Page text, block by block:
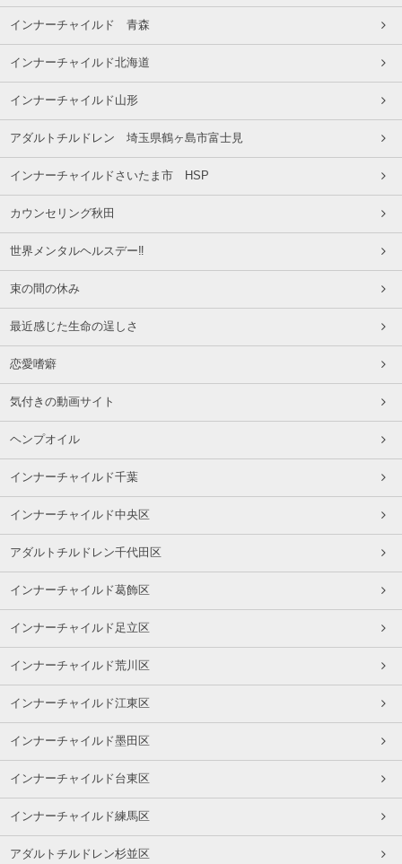
インナーチャイルド 青森
インナーチャイルド北海道
インナーチャイルド山形
アダルトチルドレン 埼玉県鶴ヶ島市富士見
インナーチャイルドさいたま市 HSP
カウンセリング秋田
世界メンタルヘルスデー‼️
束の間の休み
最近感じた生命の逞しさ
恋愛嗜癖
気付きの動画サイト
ヘンプオイル
インナーチャイルド千葉
インナーチャイルド中央区
アダルトチルドレン千代田区
インナーチャイルド葛飾区
インナーチャイルド足立区
インナーチャイルド荒川区
インナーチャイルド江東区
インナーチャイルド墨田区
インナーチャイルド台東区
インナーチャイルド練馬区
アダルトチルドレン杉並区